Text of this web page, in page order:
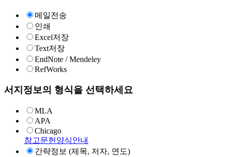
메일전송
인쇄
Excel저장
Text저장
EndNote / Mendeley
RefWorks
서지정보의 형식을 선택하세요
MLA
APA
Chicago
참고문헌양식안내
간략정보 (제목, 저자, 연도)